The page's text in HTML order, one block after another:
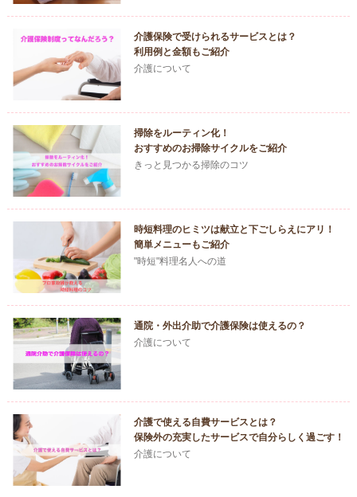
介護保険で受けられるサービスとは？
利用例と金額もご紹介
介護について
掃除をルーティン化！
おすすめのお掃除サイクルをご紹介
きっと見つかる掃除のコツ
時短料理のヒミツは献立と下ごしらえにアリ！
簡単メニューもご紹介
"時短"料理名人への道
通院・外出介助で介護保険は使えるの？
介護について
介護で使える自費サービスとは？
保険外の充実したサービスで自分らしく過ごす！
介護について